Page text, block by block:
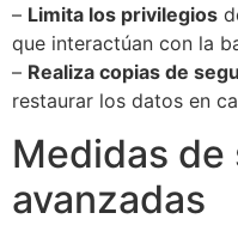
– Limita los privilegios
que interactúan con la
– Realiza copias de
restaurar los datos en
Medidas de
avanzadas